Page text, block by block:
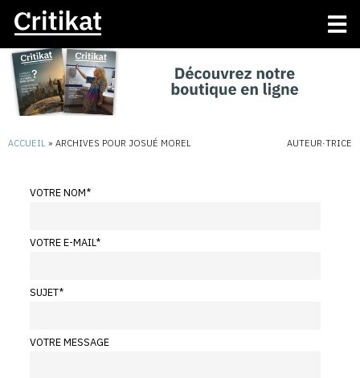
ACCUEIL » ARCHIVES POUR JOSUÉ MOREL AUTEUR·TRICE
VOTRE NOM*
VOTRE E-MAIL*
SUJET*
VOTRE MESSAGE